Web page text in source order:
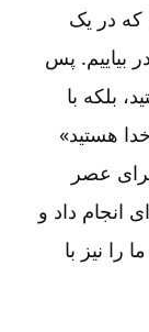
که در یک
بیاییم‌. پس
بلکه با
هستید»
مژده برای عصر
انجام داد و
را نیز با